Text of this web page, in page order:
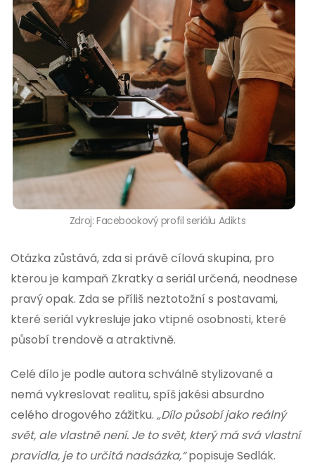
Zdroj: Facebookový profil seriálu Adikts
Otázka zůstává, zda si právě cílová skupina, pro
kterou je kampaň Zkratky a seriál určená, neodnese
pravý opak. Zda se příliš neztotožní s postavami,
které seriál vykresluje jako vtipné osobnosti, které
působí trendově a atraktivně.
Celé dílo je podle autora schválně stylizované a
nemá vykreslovat realitu, spíš jakési absurdno
celého drogového zážitku. „Dílo působí jako reálný
svět, ale vlastně není. Je to svět, který má svá vlastní
pravidla, je to určitá nadsázka,“popisuje Sedlák.